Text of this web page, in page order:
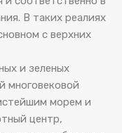
В таких реалиях
с верхних
и зеленых
многовековой
морем и
центр,